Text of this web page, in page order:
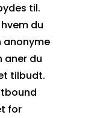
til.
du
anonyme
aner du
tilbudt.
for